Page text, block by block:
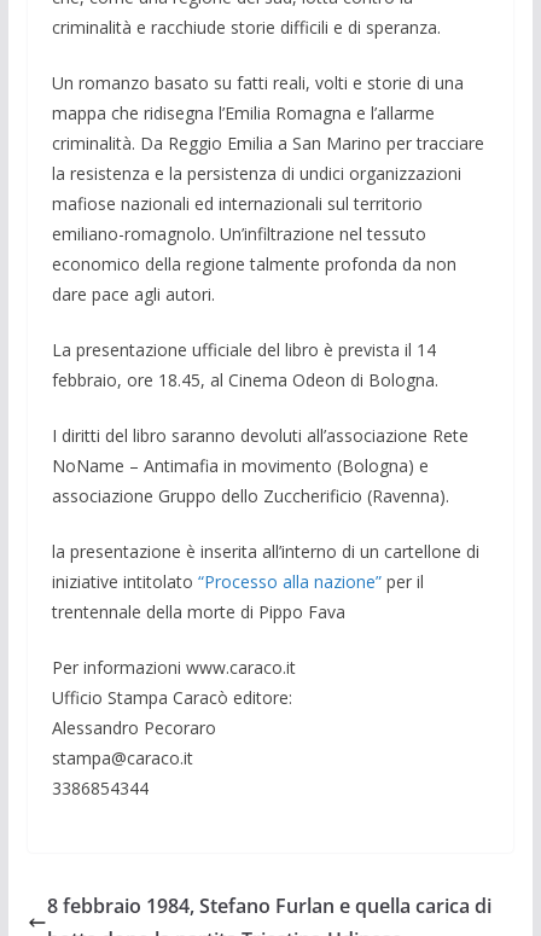
criminalità e racchiude storie difficili e di speranza.
Un romanzo basato su fatti reali, volti e storie di una
mappa che ridisegna l’Emilia Romagna e l’allarme
criminalità. Da Reggio Emilia a San Marino per tracciare
la resistenza e la persistenza di undici organizzazioni
mafiose nazionali ed internazionali sul territorio
emiliano-romagnolo. Un’infiltrazione nel tessuto
economico della regione talmente profonda da non
dare pace agli autori.
La presentazione ufficiale del libro è prevista il 14
febbraio, ore 18.45, al Cinema Odeon di Bologna.
I diritti del libro saranno devoluti all’associazione Rete
NoName – Antimafia in movimento (Bologna) e
associazione Gruppo dello Zuccherificio (Ravenna).
la presentazione è inserita all’interno di un cartellone di
iniziative intitolato “Processo alla nazione” per il
trentennale della morte di Pippo Fava
Per informazioni www.caraco.it
Ufficio Stampa Caracò editore:
Alessandro Pecoraro
stampa@caraco.it
3386854344
8 febbraio 1984, Stefano Furlan e quella carica di